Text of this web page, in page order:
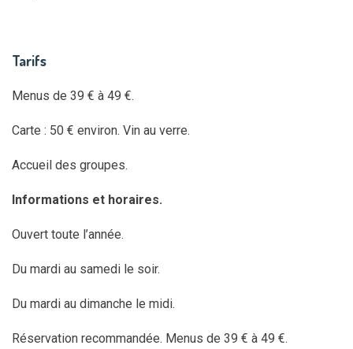
Tarifs
Menus de 39 € à 49 €.
Carte : 50 € environ. Vin au verre.
Accueil des groupes.
Informations et horaires.
Ouvert toute l’année.
Du mardi au samedi le soir.
Du mardi au dimanche le midi.
Réservation recommandée. Menus de 39 € à 49 €.